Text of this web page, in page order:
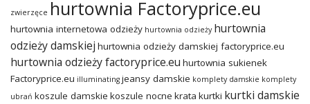
zwierzęce hurtownia Factoryprice.eu
hurtownia internetowa odzieży hurtownia odzieży hurtownia
odzieży damskiej hurtownia odzieży damskiej factoryprice.eu
hurtownia odzieży factoryprice.eu hurtownia sukienek
Factoryprice.eu illuminating jeansy damskie komplety damskie komplety
ubrań koszule damskie koszule nocne krata kurtki kurtki damskie